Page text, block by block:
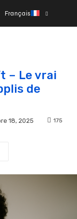
Français
– Le vrai
de
18, 2025 175